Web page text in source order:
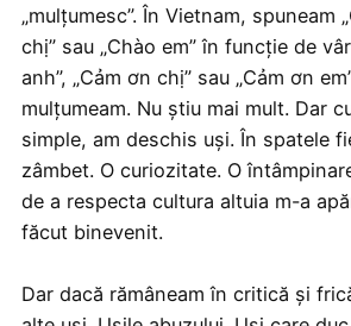
„mulțumesc”. În Vietnam, spuneam
chị” sau „Chào em” în funcție de
anh”, „Cảm ơn chị” sau „Cảm ơn
mulțumeam. Nu știu mai mult. Dar
simple, am deschis uși. În spatele
zâmbet. O curiozitate. O
de a respecta cultura altuia m-a
făcut binevenit.
Dar dacă rămâneam în critică și